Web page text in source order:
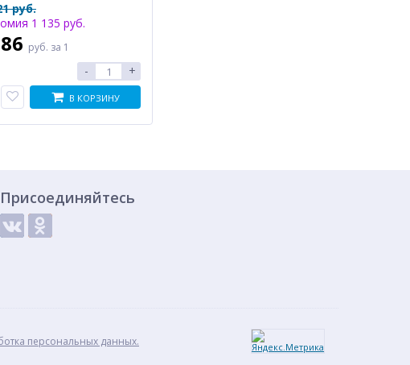
руб.
1 135 руб.
руб. за 1
- +
В КОРЗИНУ
Присоединяйтесь
персональных данных.